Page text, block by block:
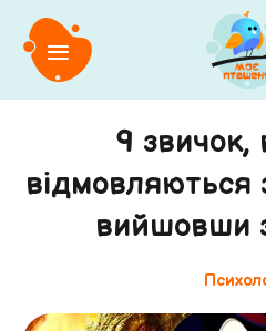
9 звичок,
відмовляються
вийшовши